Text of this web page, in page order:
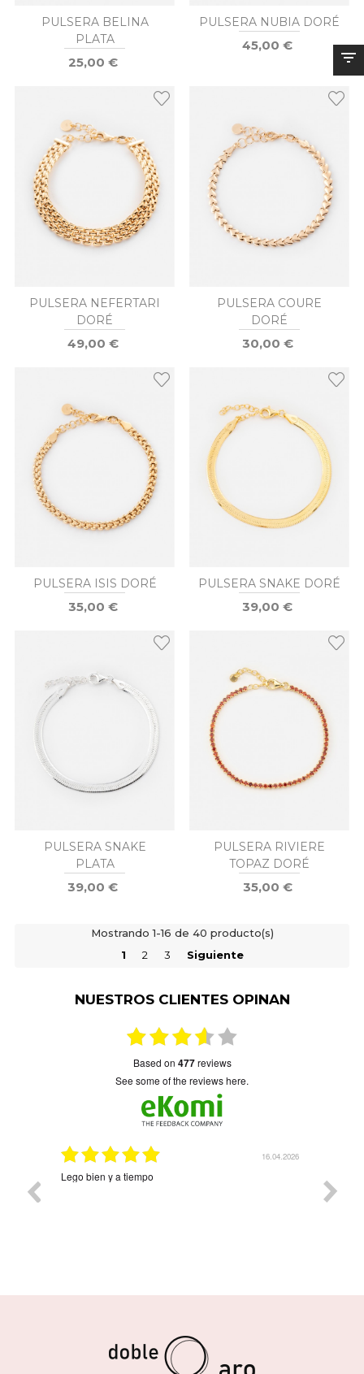
PULSERA BELINA
PLATA
25,00 €
PULSERA NUBIA DORÉ
45,00 €
PULSERA NEFERTARI
DORÉ
49,00 €
PULSERA COURE
DORÉ
30,00 €
PULSERA ISIS DORÉ
35,00 €
PULSERA SNAKE DORÉ
39,00 €
PULSERA SNAKE
PLATA
39,00 €
PULSERA RIVIERE
TOPAZ DORÉ
35,00 €
Mostrando 1-16 de 40 producto(s)
1
2 3 Siguiente
NUESTROS CLIENTES OPINAN
based on 477reviews
see some of the reviews here.
16.04.2026
Precioso y llegó rapidísimo Árbol de la vida con
nombres. Ha quedado precioso. Contentísima